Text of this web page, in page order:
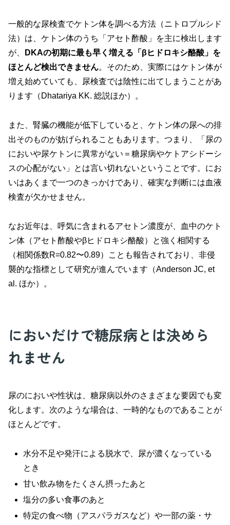
一般的な尿検査でケトン体を調べる方法（ニトロプルシド
法）は、ケトン体のうち「アセト酢酸」を主に検出します
が、
DKAの初期に最も早く増える「βヒドロキシ酪酸」を
ほとんど検出できません。そのため、実際にはケトン体が
増え始めていても、尿検査では陰性に出てしまうことがあ
ります（Dhatariya KK. 総説ほか）。
また、腎臓の機能が低下していると、ケトン体の尿への排
出そのものが妨げられることもあります。つまり、「尿の
においや尿ケトンに異常がない＝糖尿病やケトアシドーシ
スの心配がない」とは言い切れないということです。にお
いはあくまで一つのきっかけであり、確実な判断には血液
検査が欠かせません。
なお近年は、呼気に含まれるアセトン濃度が、血中のケト
ン体（アセト酢酸やβヒドロキシ酪酸）と強く相関する
（相関係数R=0.82〜0.89）ことも報告されており、非侵
襲的な指標として研究が進んでいます（Anderson JC, et
al. ほか）。
においだけで糖尿病とは決めら
れません
尿のにおいや性状は、糖尿病以外のさまざまな要因でも変
化します。次のような場合は、一時的なものであることが
ほとんどです。
水分不足や発汗による脱水で、尿が濃くなっている
とき
甘い飲み物をたくさん摂ったあと
塩分の多い食事のあと
特定の食べ物（アスパラガスなど）や一部の薬・サ